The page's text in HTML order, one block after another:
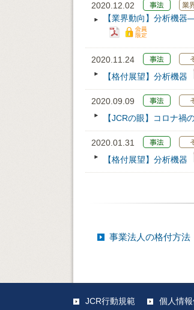
2020.12.02
【業界動向】分析機
2020.11.24
【格付展望】分析機器
2020.09.09
【JCRの眼】コロナ禍
2020.01.31
【格付展望】分析機器
事業法人の格付方法
JCR行動規範 個人情